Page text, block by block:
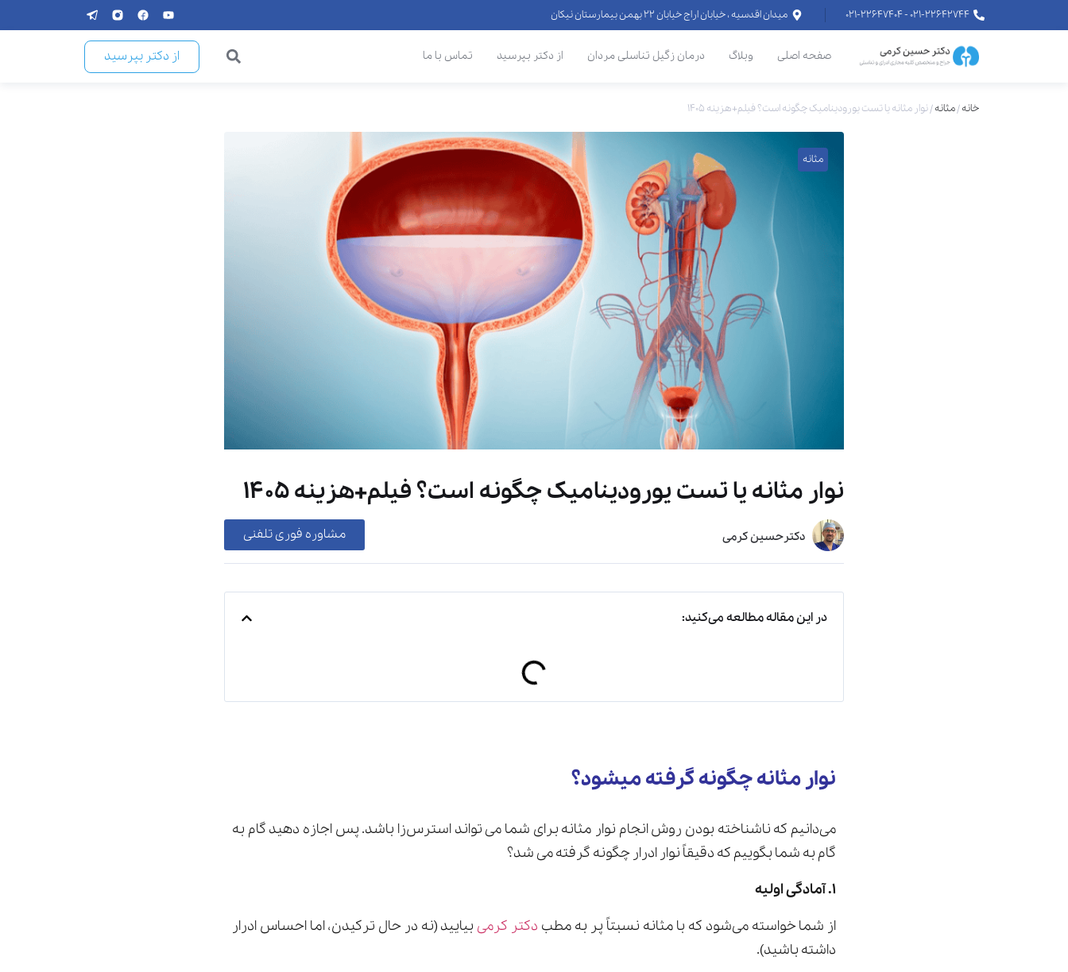
۰۲۱-۲۲۶۴۲۷۴۴ - ۰۲۱-۲۲۶۴۷۴۰۴ میدان اقدسیه ، خیابان اراج خیابان ۲۲ بهمن بیمارستان نیکان
صفحه اصلی وبلاگ درمان زگیل تناسلی مردان از دکتر بپرسید تماس با ما از دکتر بپرسید
خانه/مثانه/نوار مثانه یا تست یورودینامیک چگونه است؟ فیلم+هزینه ۱۴۰۵
مثانه
نوار مثانه یا تست یورودینامیک چگونه است؟ فیلم+هزینه ۱۴۰۵
دکترحسین کرمی مشاوره فوری تلفنی
در این مقاله مطالعه می‌کنید:
نوار مثانه چگونه گرفته میشود؟
می‌دانیم که ناشناخته بودن روش انجام نوار مثانه برای شما می تواند استرس‌زا باشد. پس اجازه دهید گام به
گام به شما بگوییم که دقیقاً نوار ادرار چگونه گرفته می شد؟
۱. آمادگی اولیه
از شما خواسته می‌شود که با مثانه نسبتاً پر به مطب دکتر کرمی بیایید (نه در حال ترکیدن، اما احساس ادرار
داشته باشید).